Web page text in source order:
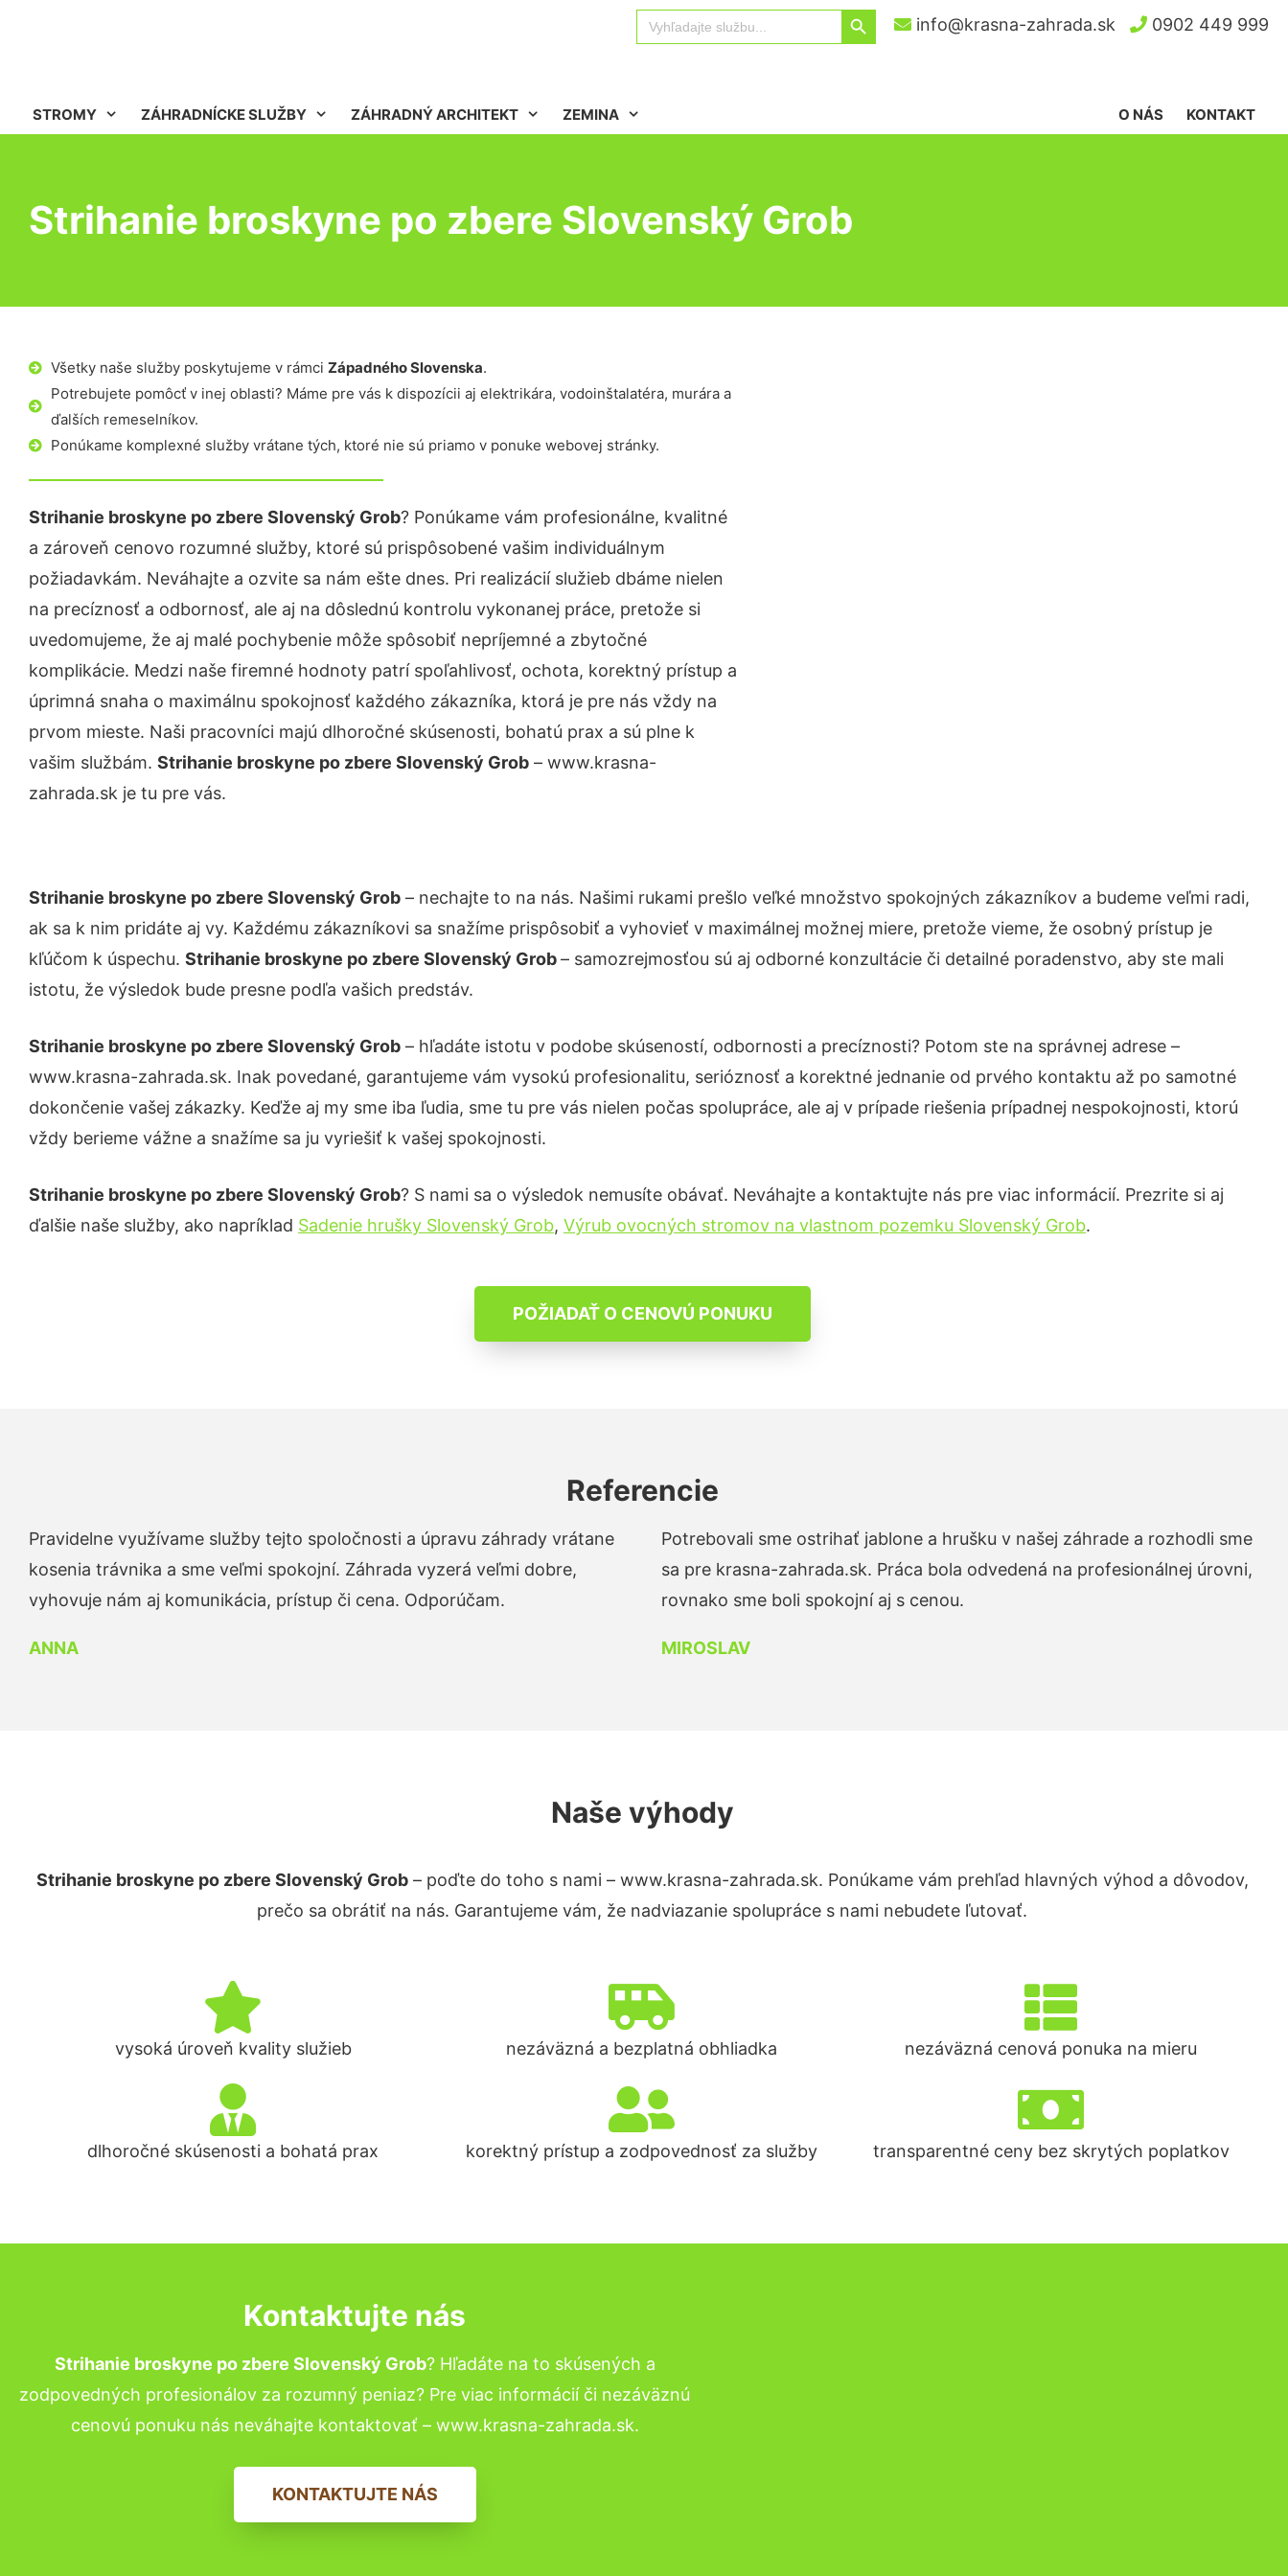
Search
for:
Search Button
info@krasna-zahrada.sk 0902 449 999
STROMY ZÁHRADNÍCKE SLUŽBY ZÁHRADNÝ ARCHITEKT ZEMINA KONTAKT
O NÁS
Strihanie broskyne po zbere Slovenský Grob
Všetky naše služby poskytujeme v rámci Západného Slovenska.
Potrebujete pomôcť v inej oblasti? Máme pre vás k dispozícii aj elektrikára, vodoinštalatéra, murára a
ďalších remeselníkov.
Ponúkame komplexné služby vrátane tých, ktoré nie sú priamo v ponuke webovej stránky.
Strihanie broskyne po zbere Slovenský Grob? Ponúkame vám profesionálne, kvalitné
a zároveň cenovo rozumné služby, ktoré sú prispôsobené vašim individuálnym
požiadavkám. Neváhajte a ozvite sa nám ešte dnes. Pri realizácií služieb dbáme nielen
na precíznosť a odbornosť, ale aj na dôslednú kontrolu vykonanej práce, pretože si
uvedomujeme, že aj malé pochybenie môže spôsobiť nepríjemné a zbytočné
komplikácie. Medzi naše firemné hodnoty patrí spoľahlivosť, ochota, korektný prístup a
úprimná snaha o maximálnu spokojnosť každého zákazníka, ktorá je pre nás vždy na
prvom mieste. Naši pracovníci majú dlhoročné skúsenosti, bohatú prax a sú plne k
vašim službám. Strihanie broskyne po zbere Slovenský Grob – www.krasna-
zahrada.sk je tu pre vás.
Strihanie broskyne po zbere Slovenský Grob – nechajte to na nás. Našimi rukami prešlo veľké množstvo spokojných zákazníkov a budeme veľmi radi,
ak sa k nim pridáte aj vy. Každému zákazníkovi sa snažíme prispôsobiť a vyhovieť v maximálnej možnej miere, pretože vieme, že osobný prístup je
kľúčom k úspechu. Strihanie broskyne po zbere Slovenský Grob– samozrejmosťou sú aj odborné konzultácie či detailné poradenstvo, aby ste mali
istotu, že výsledok bude presne podľa vašich predstáv.
Strihanie broskyne po zbere Slovenský Grob – hľadáte istotu v podobe skúseností, odbornosti a precíznosti? Potom ste na správnej adrese –
www.krasna-zahrada.sk. Inak povedané, garantujeme vám vysokú profesionalitu, serióznosť a korektné jednanie od prvého kontaktu až po samotné
dokončenie vašej zákazky. Keďže aj my sme iba ľudia, sme tu pre vás nielen počas spolupráce, ale aj v prípade riešenia prípadnej nespokojnosti, ktorú
vždy berieme vážne a snažíme sa ju vyriešiť k vašej spokojnosti.
Strihanie broskyne po zbere Slovenský Grob? S nami sa o výsledok nemusíte obávať. Neváhajte a kontaktujte nás pre viac informácií. Prezrite si aj
ďalšie naše služby, ako napríklad Sadenie hrušky Slovenský Grob, Výrub ovocných stromov na vlastnom pozemku Slovenský Grob.
POŽIADAŤ O CENOVÚ PONUKU
Referencie
Pravidelne využívame služby tejto spoločnosti a úpravu záhrady vrátane
kosenia trávnika a sme veľmi spokojní. Záhrada vyzerá veľmi dobre,
vyhovuje nám aj komunikácia, prístup či cena. Odporúčam.
ANNA
Potrebovali sme ostrihať jablone a hrušku v našej záhrade a rozhodli sme
sa pre krasna-zahrada.sk. Práca bola odvedená na profesionálnej úrovni,
rovnako sme boli spokojní aj s cenou.
MIROSLAV
Naše výhody
Strihanie broskyne po zbere Slovenský Grob– poďte do toho s nami – www.krasna-zahrada.sk. Ponúkame vám prehľad hlavných výhod a dôvodov,
prečo sa obrátiť na nás. Garantujeme vám, že nadviazanie spolupráce s nami nebudete ľutovať.
vysoká úroveň kvality služieb nezáväzná a bezplatná obhliadka nezáväzná cenová ponuka na mieru
dlhoročné skúsenosti a bohatá prax korektný prístup a zodpovednosť za služby transparentné ceny bez skrytých poplatkov
Kontaktujte nás
Strihanie broskyne po zbere Slovenský Grob? Hľadáte na to skúsených a
zodpovedných profesionálov za rozumný peniaz? Pre viac informácií či nezáväznú
cenovú ponuku nás neváhajte kontaktovať – www.krasna-zahrada.sk.
KONTAKTUJTE NÁS